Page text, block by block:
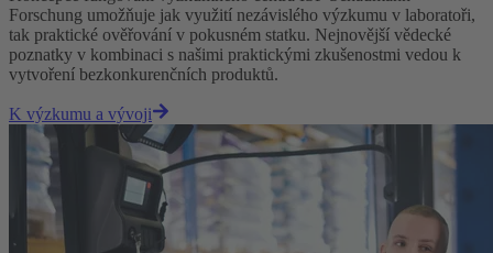
Forschung umožňuje jak využití nezávislého výzkumu v laboratoři,
tak praktické ověřování v pokusném statku. Nejnovější vědecké
poznatky v kombinaci s našimi praktickými zkušenostmi vedou k
vytvoření bezkonkurenčních produktů.
K výzkumu a vývoji